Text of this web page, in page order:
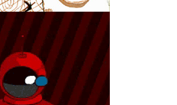
Los Insectos del Camino